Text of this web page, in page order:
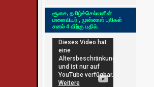
சூசை, தமிழ்ச்செல்வனின்
மனைவியர் , முன்னாள் புலிகள்
சனல் 4 விற்கு பதில்.